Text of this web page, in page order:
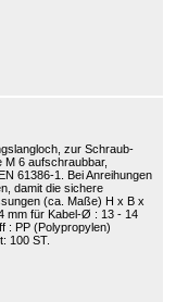
zur Schraub-
6 aufschraubbar,
61386-1. Bei Anreihungen
damit die sichere
(ca. Maße) H x B x
mm für Kabel-Ø : 13 - 14
: PP (Polypropylen)
100 ST.